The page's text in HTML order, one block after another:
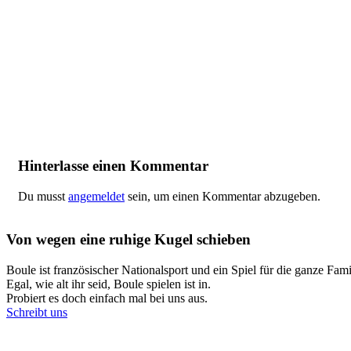
Hinterlasse einen Kommentar
Du musst angemeldet sein, um einen Kommentar abzugeben.
Von wegen eine ruhige Kugel schieben
Boule ist französischer Nationalsport und ein Spiel für die ganze
Egal, wie alt ihr seid, Boule spielen ist in.
Probiert es doch einfach mal bei uns aus.
Schreibt uns